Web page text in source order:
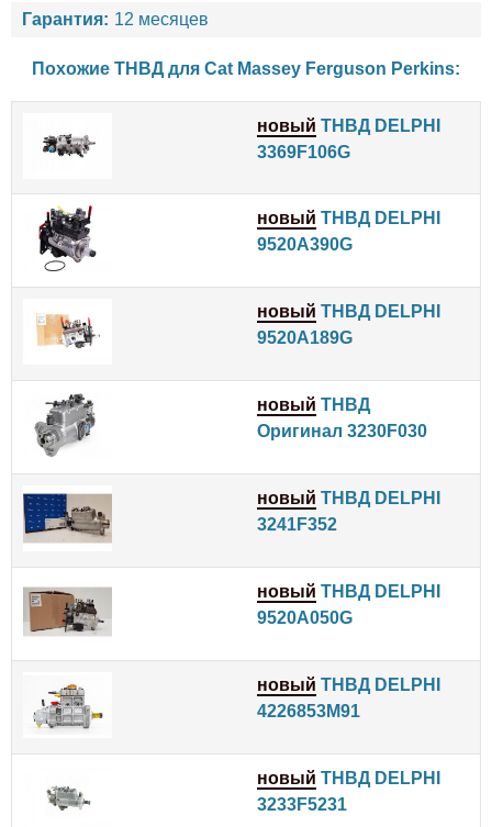
Гарантия: 12 месяцев
Похожие ТНВД для Cat Massey Ferguson Perkins:
новый ТНВД DELPHI
3369F106G
новый ТНВД DELPHI
9520A390G
новый ТНВД DELPHI
9520A189G
новый ТНВД
Оригинал 3230F030
новый ТНВД DELPHI
3241F352
новый ТНВД DELPHI
9520A050G
новый ТНВД DELPHI
4226853M91
новый ТНВД DELPHI
3233F5231